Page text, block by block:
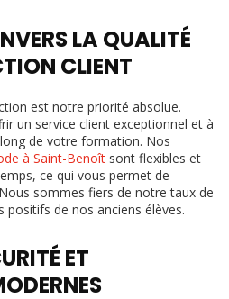
LA QUALITÉ
CLIENT
est notre priorité absolue.
un service client exceptionnel et à
de votre formation. Nos
à Saint-Benoît sont flexibles et
ce qui vous permet de
sommes fiers de notre taux de
de nos anciens élèves.
ET